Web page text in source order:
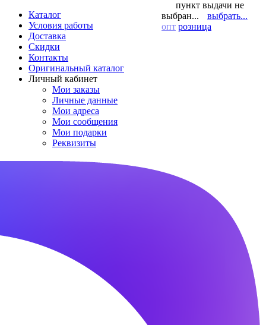
Каталог
Условия работы
Доставка
Скидки
Контакты
Оригинальный каталог
Личный кабинет
Мои заказы
Личные данные
Мои адреса
Мои сообщения
Мои подарки
Реквизиты
пункт выдачи не
выбран...
выбрать...
опт розница